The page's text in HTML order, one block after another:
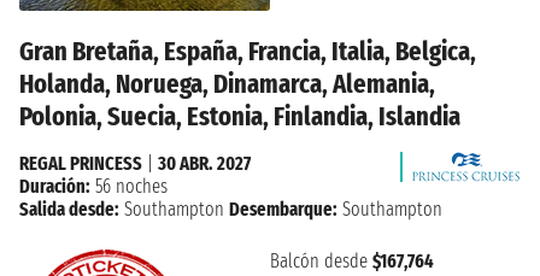
Gran Bretaña, España, Francia, Italia, Belgica,
Holanda, Noruega, Dinamarca, Alemania,
Polonia, Suecia, Estonia, Finlandia, Islandia
Balcón desde $167,764
REGAL PRINCESS
30 ABR. 2027
Duración: 56 noches
Salida desde: Southampton Desembarque: Southampton